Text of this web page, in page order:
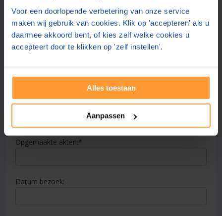
Voor een doorlopende verbetering van onze service
maken wij gebruik van cookies. Klik op 'accepteren' als u
daarmee akkoord bent, of kies zelf welke cookies u
accepteert door te klikken op 'zelf instellen'.
Alles toestaan
Aanpassen
Naam:
E-mailadres:
Opgemaakte akten:
Datum bezoek: